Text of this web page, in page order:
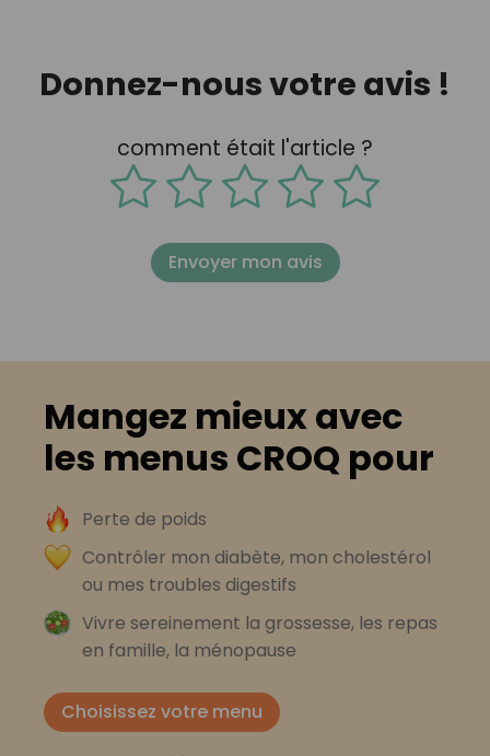
Donnez-nous votre avis !
comment était l'article ?
Envoyer mon avis
Mangez mieux avec
les menus CROQ pour
Perte de poids
Contrôler mon diabète, mon cholestérol
ou mes troubles digestifs
Vivre sereinement la grossesse, les repas
en famille, la ménopause
Choisissez votre menu